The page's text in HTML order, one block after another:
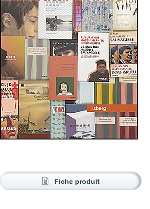
Fiche produit